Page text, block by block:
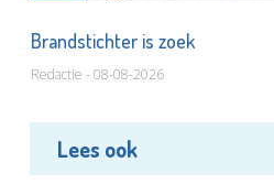
Brandstichter is zoek
Redactie - 08-08-2026
Lees ook